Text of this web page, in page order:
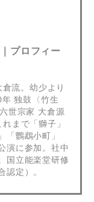
プロフィー
流。幼少より
独鼓〈竹生
世宗家 大倉源
まで「獅子」
「鸚鵡小町」
演に参加。社中
国立能楽堂研修
認定）。